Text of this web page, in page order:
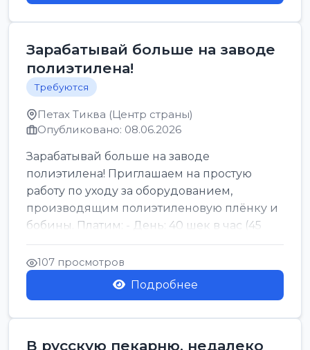
Зарабатывай больше на заводе
полиэтилена!
Требуются
Петах Тиква (Центр страны)
Опубликовано: 08.06.2026
Зарабатывай больше на заводе
полиэтилена! Приглашаем на простую
работу по уходу за оборудованием,
производящим полиэтиленовую плёнку и
бобины. Платим: - День: 40 шек в час (45
для синих бумаг и виз) -...
107 просмотров
Подробнее
В русскую пекарню, недалеко